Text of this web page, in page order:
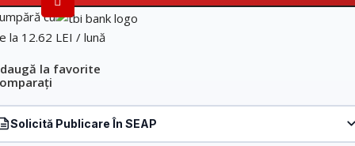
cu
la 12.62 LEI / lună
la favorite
Solicită Publicare În SEAP